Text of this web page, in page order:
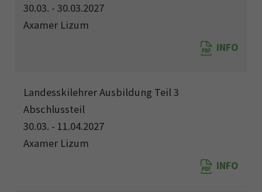
30.03. - 30.03.2027
Axamer Lizum
INFO
Landesskilehrer Ausbildung Teil 3
Abschlussteil
30.03. - 11.04.2027
Axamer Lizum
INFO